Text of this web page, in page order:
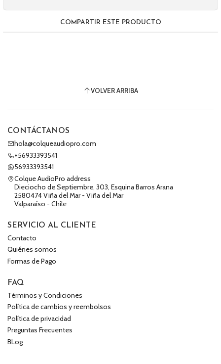
COMPARTIR ESTE PRODUCTO
VOLVER ARRIBA
CONTÁCTANOS
hola@colqueaudiopro.com
+56933393541
56933393541
Colque AudioPro address
Dieciocho de Septiembre, 303, Esquina Barros Arana
2580474 Viña del Mar - Viña del Mar
Valparaíso - Chile
SERVICIO AL CLIENTE
Contacto
Quiénes somos
Formas de Pago
FAQ
Términos y Condiciones
Política de cambios y reembolsos
Política de privacidad
Preguntas Frecuentes
BLog